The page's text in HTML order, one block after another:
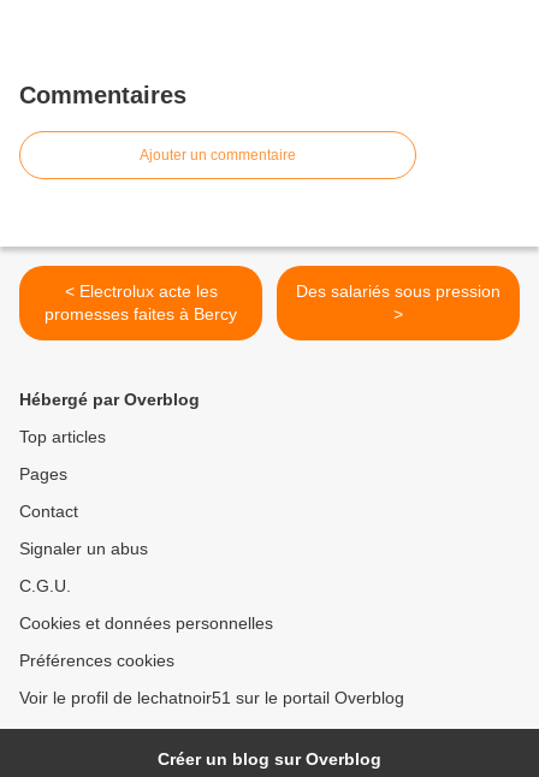
Commentaires
Ajouter un commentaire
< Electrolux acte les
promesses faites à Bercy
Des salariés sous pression
>
Hébergé par Overblog
Top articles
Pages
Contact
Signaler un abus
C.G.U.
Cookies et données personnelles
Préférences cookies
Voir le profil de lechatnoir51 sur le portail Overblog
Créer un blog sur Overblog